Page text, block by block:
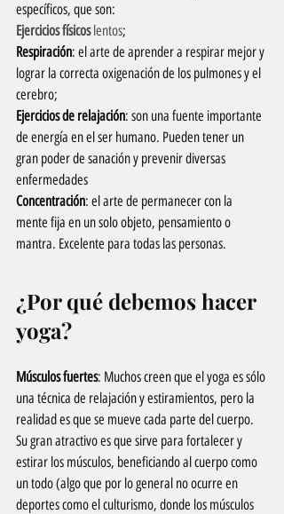
específicos, que son:
Ejercicios físicos lentos;
Respiración: el arte de aprender a respirar mejor y
lograr la correcta oxigenación de los pulmones y el
cerebro;
Ejercicios de relajación: son una fuente importante
de energía en el ser humano. Pueden tener un
gran poder de sanación y prevenir diversas
enfermedades
Concentración: el arte de permanecer con la
mente fija en un solo objeto, pensamiento o
mantra. Excelente para todas las personas.
¿Por qué debemos hacer
yoga?
Músculos fuertes: Muchos creen que el yoga es sólo
una técnica de relajación y estiramientos, pero la
realidad es que se mueve cada parte del cuerpo.
Su gran atractivo es que sirve para fortalecer y
estirar los músculos, beneficiando al cuerpo como
un todo (algo que por lo general no ocurre en
deportes como el culturismo, donde los músculos